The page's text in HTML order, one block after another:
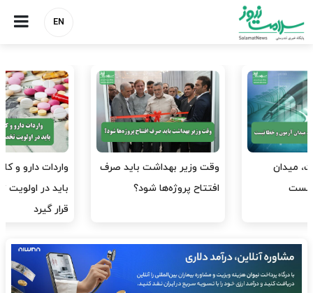
EN
وقت وزیر بهداشت باید صرف
افتتاح پروژه‌ها شود؟
واردات دارو و کالاهای اساسی
باید در اولویت تخصیص ارز